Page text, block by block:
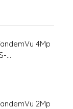
4Mp
2Mp